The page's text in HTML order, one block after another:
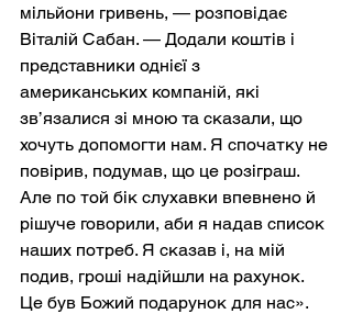
мільйони гривень, — розповідає
Віталій Сабан. — Додали коштів і
представники однієї з
американських компаній, які
зв’язалися зі мною та сказали, що
хочуть допомогти нам. Я спочатку не
повірив, подумав, що це розіграш.
Але по той бік слухавки впевнено й
рішуче говорили, аби я надав список
наших потреб. Я сказав і, на мій
подив, гроші надійшли на рахунок.
Це був Божий подарунок для нас».